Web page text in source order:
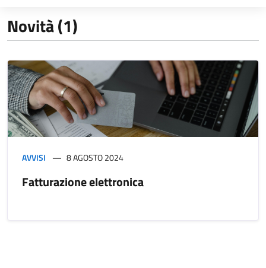
Novità (1)
AVVISI 8 AGOSTO 2024
Fatturazione elettronica